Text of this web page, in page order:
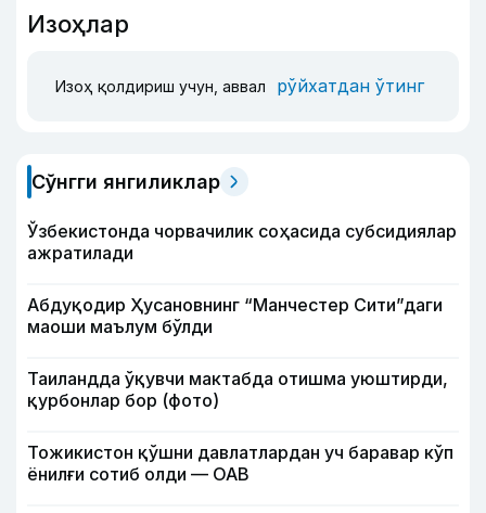
Изоҳлар
Изоҳ қолдириш учун, аввал рўйхатдан ўтинг
Сўнгги янгиликлар
Ўзбекистонда чорвачилик соҳасида субсидиялар
ажратилади
Абдуқодир Ҳусановнинг “Манчестер Сити”даги
маоши маълум бўлди
Таиландда ўқувчи мактабда отишма уюштирди,
қурбонлар бор (фото)
Тожикистон қўшни давлатлардан уч баравар кўп
ёнилғи сотиб олди — ОАВ